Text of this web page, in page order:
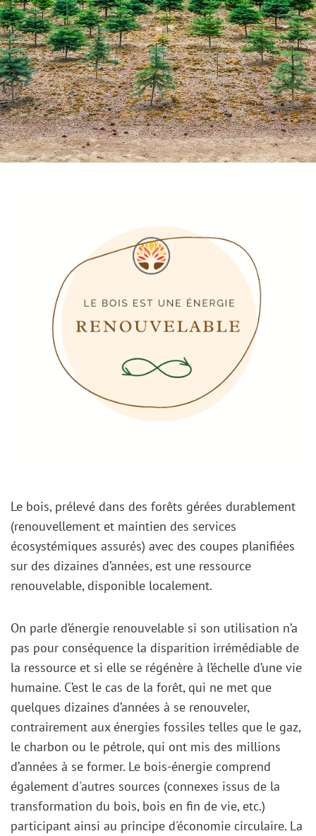
Le bois, prélevé dans des forêts gérées durablement
(renouvellement et maintien des services
écosystémiques assurés) avec des coupes planifiées
sur des dizaines d’années, est une ressource
renouvelable, disponible localement.
On parle d’énergie renouvelable si son utilisation n’a
pas pour conséquence la disparition irrémédiable de
la ressource et si elle se régénère à l’échelle d’une vie
humaine. C’est le cas de la forêt, qui ne met que
quelques dizaines d’années à se renouveler,
contrairement aux énergies fossiles telles que le gaz,
le charbon ou le pétrole, qui ont mis des millions
d’années à se former. Le bois-énergie comprend
également d'autres sources (connexes issus de la
transformation du bois, bois en fin de vie, etc.)
participant ainsi au principe d'économie circulaire. La